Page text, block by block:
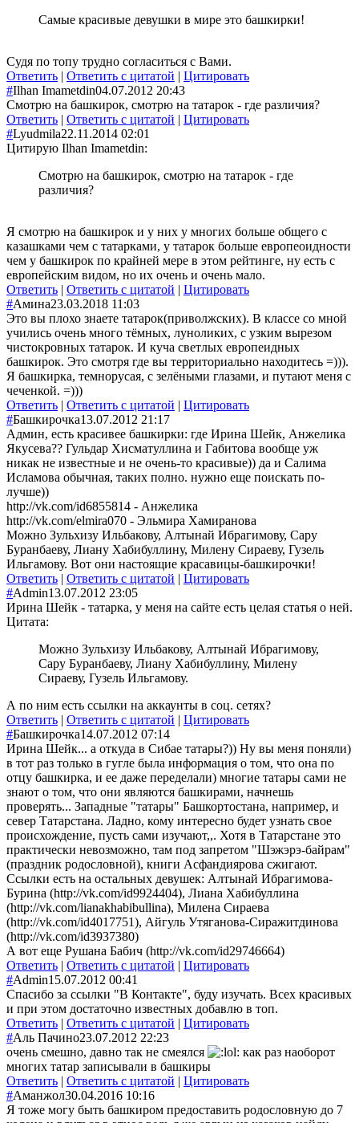
Самые красивые девушки в мире это башкирки!
Судя по топу трудно согласиться с Вами.
Ответить | Ответить с цитатой | Цитировать
#Ilhan Imametdin04.07.2012 20:43
Смотрю на башкирок, смотрю на татарок - где различия?
Ответить | Ответить с цитатой | Цитировать
#Lyudmila22.11.2014 02:01
Цитирую Ilhan Imametdin:
Смотрю на башкирок, смотрю на татарок - где
различия?
Я смотрю на башкирок и у них у многих больше общего с
казашками чем с татарками, у татарок больше европеоидности
чем у башкирок по крайней мере в этом рейтинге, ну есть с
европейским видом, но их очень и очень мало.
Ответить | Ответить с цитатой | Цитировать
#Амина23.03.2018 11:03
Это вы плохо знаете татарок(приволжских). В классе со мной
учились очень много тёмных, луноликих, с узким вырезом
чистокровных татарок. И куча светлых европеидных
башкирок. Это смотря где вы территориально находитесь =))).
Я башкирка, темнорусая, с зелёными глазами, и путают меня с
чеченкой. =)))
Ответить | Ответить с цитатой | Цитировать
#Башкирочка13.07.2012 21:17
Админ, есть красивее башкирки: где Ирина Шейк, Анжелика
Якусева?? Гульдар Хисматуллина и Габитова вообще уж
никак не известные и не очень-то красивые)) да и Салима
Исламова обычная, таких полно. нужно еще поискать по-
лучше))
http://vk.com/id6855814 - Анжелика
http://vk.com/elmira070 - Эльмира Хамиранова
Можно Зульхизу Ильбакову, Алтынай Ибрагимову, Сару
Буранбаеву, Лиану Хабибуллину, Милену Сираеву, Гузель
Ильгамову. Вот они настоящие красавицы-башкирочки!
Ответить | Ответить с цитатой | Цитировать
#Admin13.07.2012 23:05
Ирина Шейк - татарка, у меня на сайте есть целая статья о ней.
Цитата:
Можно Зульхизу Ильбакову, Алтынай Ибрагимову,
Сару Буранбаеву, Лиану Хабибуллину, Милену
Сираеву, Гузель Ильгамову.
А по ним есть ссылки на аккаунты в соц. сетях?
Ответить | Ответить с цитатой | Цитировать
#Башкирочка14.07.2012 07:14
Ирина Шейк... а откуда в Сибае татары?)) Ну вы меня поняли)
в тот раз только в гугле была информация о том, что она по
отцу башкирка, и ее даже переделали) многие татары сами не
знают о том, что они являются башкирами, начнешь
проверять... Западные "татары" Башкортостана, например, и
север Татарстана. Ладно, кому интересно будет узнать свое
происхождение, пусть сами изучают,,. Хотя в Татарстане это
практически невозможно, там под запретом "Шэжэрэ-байрам"
(праздник родословной), книги Асфандиярова сжигают.
Ссылки есть на остальных девушек: Алтынай Ибрагимова-
Бурина (http://vk.com/id9924404), Лиана Хабибуллина
(http://vk.com/lianakhabibullina), Милена Сираева
(http://vk.com/id4017751), Айгуль Утяганова-Сиражитдинова
(http://vk.com/id3937380)
А вот еще Рушана Бабич (http://vk.com/id29746664)
Ответить | Ответить с цитатой | Цитировать
#Admin15.07.2012 00:41
Спасибо за ссылки "В Контакте", буду изучать. Всех красивых
и при этом достаточно известных добавлю в топ.
Ответить | Ответить с цитатой | Цитировать
#Аль Пачино23.07.2012 22:23
очень смешно, давно так не смеялся
как раз наоборот
многих татар записывали в башкиры
Ответить | Ответить с цитатой | Цитировать
#Аманжол30.04.2016 10:16
Я тоже могу быть башкиром предоставить родословную до 7